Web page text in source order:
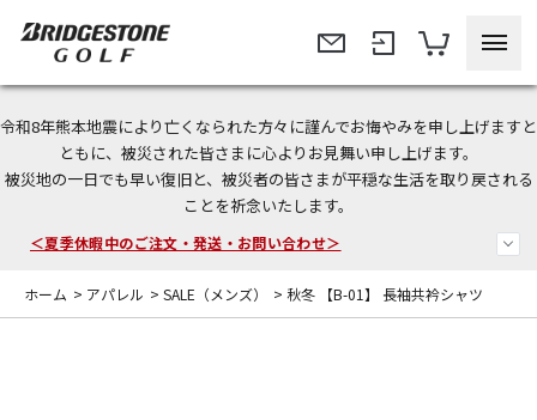
令和8年熊本地震により亡くなられた方々に謹んでお悔やみを申し上げますと
ともに、被災された皆さまに心よりお見舞い申し上げます。
被災地の一日でも早い復旧と、被災者の皆さまが平穏な生活を取り戻される
ことを祈念いたします。
今なら新規会員登録で1,000円OFFクーポンプレゼント！
＜商品配送に関するお知らせ＞
＜夏季休暇中のご注文・発送・お問い合わせ＞
ホーム > アパレル > SALE（メンズ） > 秋冬 【B-01】 長袖共衿シャツ